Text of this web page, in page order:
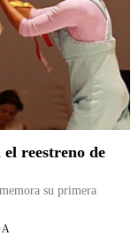
reestreno de
su primera